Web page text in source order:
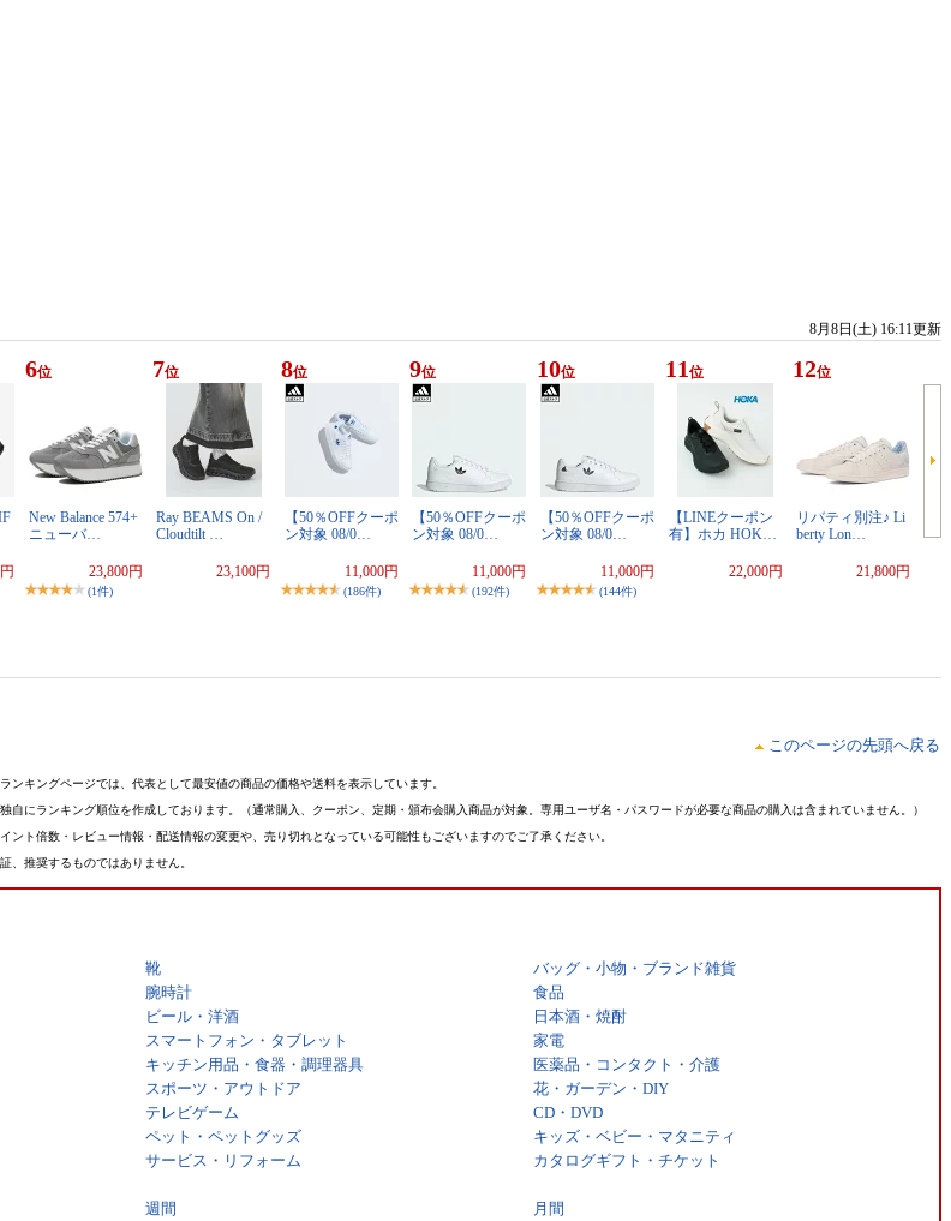
8月8日(土) 16:11更新
6位
New Balance 574+
ニューバ…
23,800円
(1件)
7位
Ray BEAMS On /
Cloudtilt …
23,100円
8位
【50％OFFクーポ
ン対象 08/0…
11,000円
(186件)
9位
【50％OFFクーポ
ン対象 08/0…
11,000円
(192件)
10位
【50％OFFクーポ
ン対象 08/0…
11,000円
(144件)
11 位
【LINEクーポン
有】ホカ HOK…
22,000円
12位
リバティ別注♪ Li
berty Lon…
21,800円
このページの先頭へ戻る
キングページでは、代表として最安値の商品の価格や送料を表示しています。
にランキング順位を作成しております。（通常購入、クーポン、定期・頒布会購入商品が対象。専用ユーザ名・パスワードが必要な商品の購入は含まれていません。）
ト倍数・レビュー情報・配送情報の変更や、売り切れとなっている可能性もございますのでご了承ください。
、推奨するものではありません。
靴
バッグ・小物・ブランド雑貨
腕時計
食品
ビール・洋酒
日本酒・焼酎
スマートフォン・タブレット
家電
キッチン用品・食器・調理器具
医薬品・コンタクト・介護
スポーツ・アウトドア
花・ガーデン・DIY
テレビゲーム
CD・DVD
ペット・ペットグッズ
キッズ・ベビー・マタニティ
サービス・リフォーム
カタログギフト・チケット
週間
月間